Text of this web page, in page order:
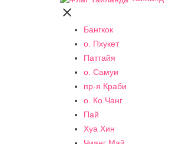

Бангкок
о. Пхукет
Паттайя
о. Самуи
пр-я Краби
о. Ко Чанг
Пай
Хуа Хин